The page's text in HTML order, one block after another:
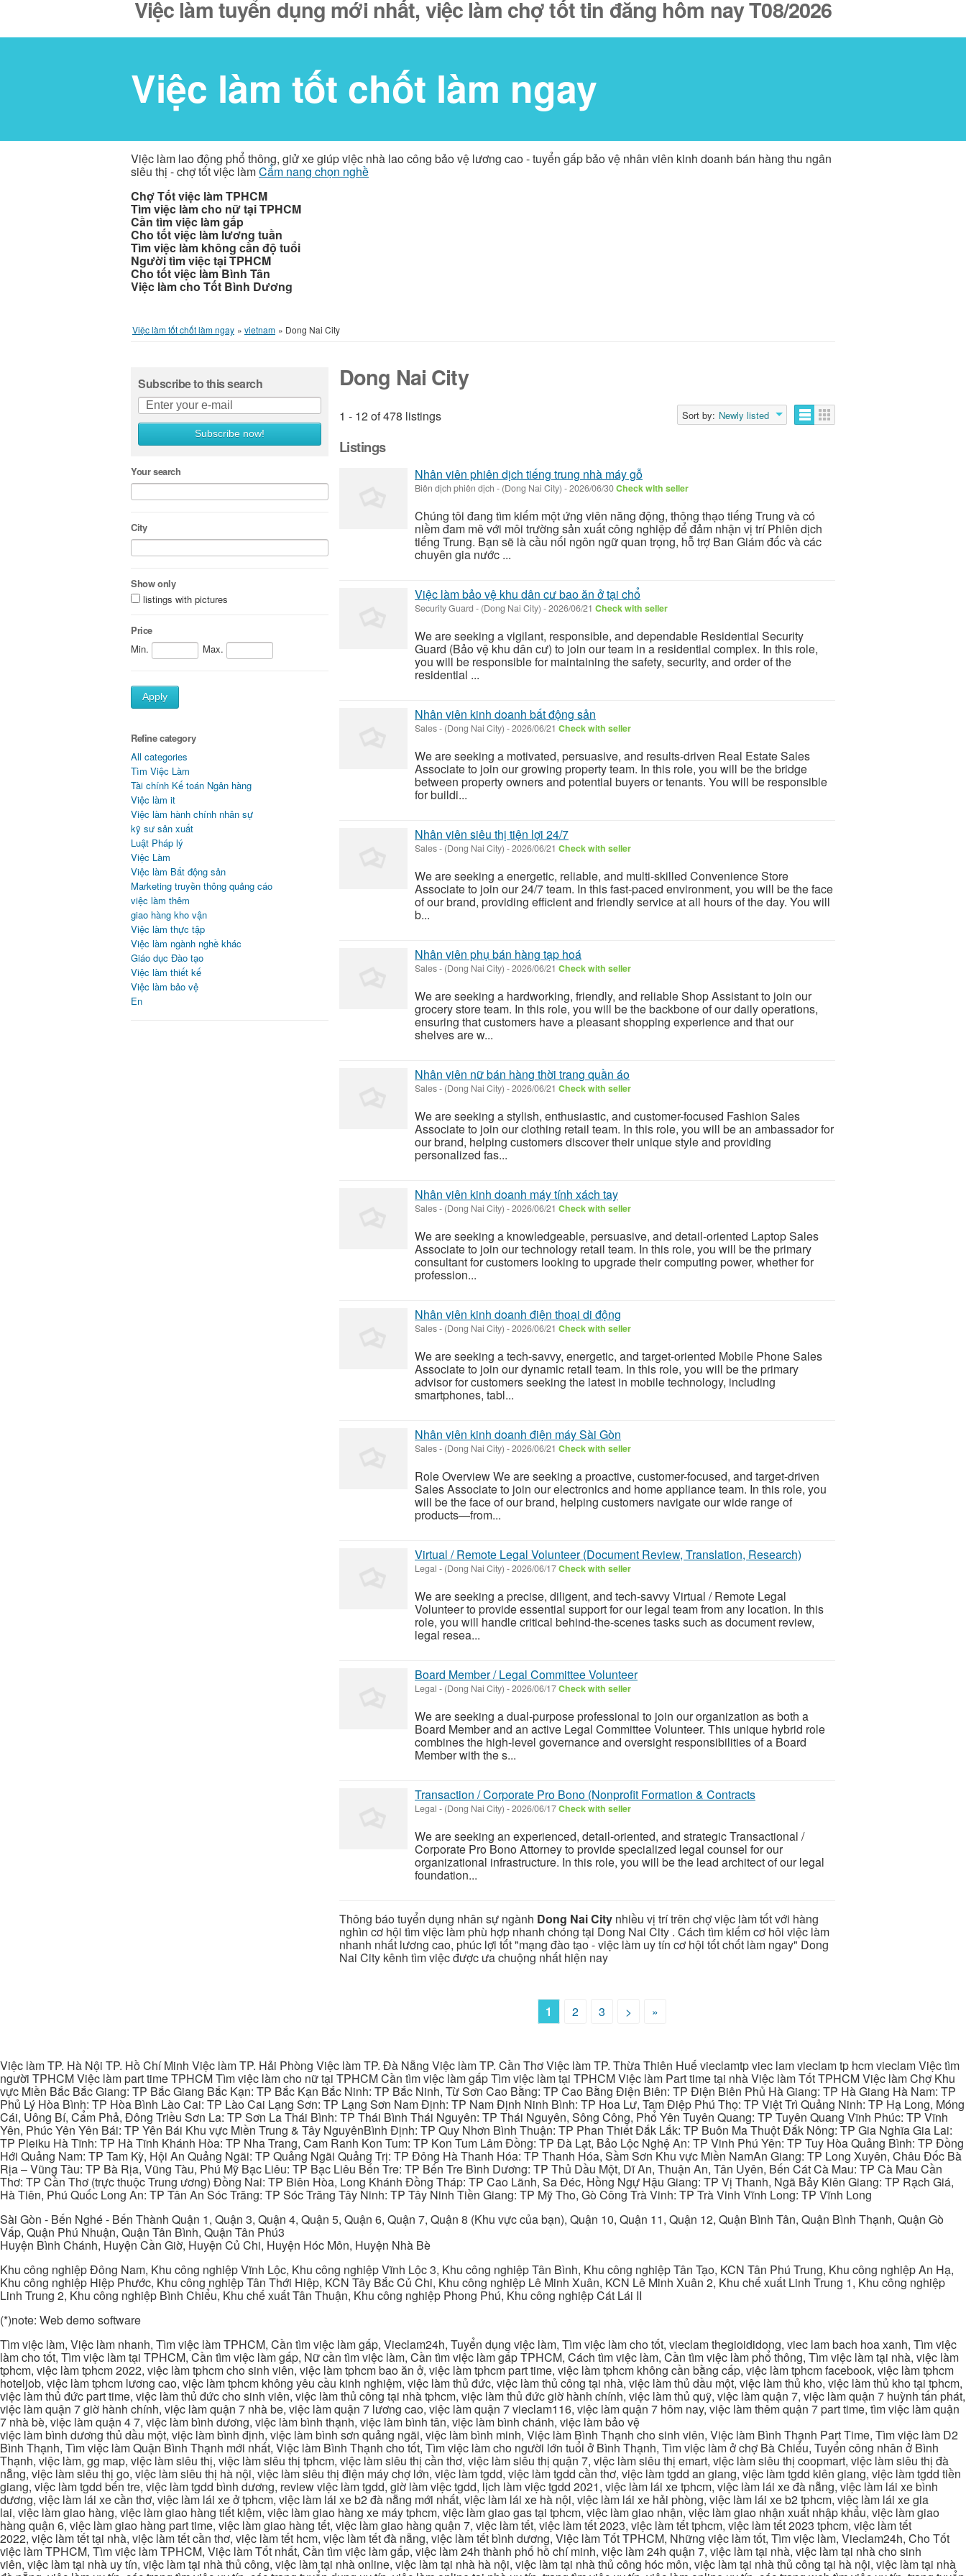
Việc làm tuyển dụng mới nhất, việc làm chợ tốt tin đăng hôm nay T08/2026
Việc làm tốt chốt làm ngay
Việc làm lao động phổ thông, giử xe giúp việc nhà lao công bảo vệ lương cao - tuyển gấp bảo vệ nhân viên kinh doanh bán hàng thu ngân
siêu thị - chợ tốt việc làmCẩm nang chọn nghề
Chợ Tốt việc làm TPHCM
Tìm việc làm cho nữ tại TPHCM
Cần tìm việc làm gấp
Cho tốt việc làm lương tuần
Tìm việc làm không cần độ tuổi
Người tìm việc tại TPHCM
Cho tốt việc làm Bình Tân
Việc làm cho Tốt Bình Dương
Việc làm tốt chốt làm ngay » vietnam » Dong Nai City
Subscribe to this search
Subscribe now!
Your search
City
Show only
listings with pictures
Price
Min.
Max.
Apply
Refine category
All categories
Tìm Việc Làm
Tài chính Kế toán Ngân hàng
Việc làm it
Việc làm hành chính nhân sự
kỹ sư sản xuất
Luật Pháp lý
Việc Làm
Việc làm Bất động sản
Marketing truyền thông quảng cáo
việc làm thêm
giao hàng kho vận
Việc làm thực tập
Việc làm ngành nghề khác
Giáo dục Đào tạo
Việc làm thiết kế
Việc làm bảo vệ
En
Dong Nai City
1 - 12 of 478 listings Sort by: Newly listed
Listings
Nhân viên phiên dịch tiếng trung nhà máy gỗ
Biên dịch phiên dịch - (Dong Nai City) -2026/06/30Check with seller
Chúng tôi đang tìm kiếm một ứng viên năng động, thông thạo tiếng Trung và có
niềm đam mê với môi trường sản xuất công nghiệp để đảm nhận vị trí Phiên dịch
tiếng Trung. Bạn sẽ là cầu nối ngôn ngữ quan trọng, hỗ trợ Ban Giám đốc và các
chuyên gia nước ...
Việc làm bảo vệ khu dân cư bao ăn ở tại chổ
Security Guard - (Dong Nai City) -2026/06/21 Check with seller
We are seeking a vigilant, responsible, and dependable Residential Security
Guard (Bảo vệ khu dân cư) to join our team in a residential complex. In this role,
you will be responsible for maintaining the safety, security, and order of the
residential ...
Nhân viên kinh doanh bất động sản
Sales- (Dong Nai City) -2026/06/21 Check with seller
We are seeking a motivated, persuasive, and results-driven Real Estate Sales
Associate to join our growing property team. In this role, you will be the bridge
between property owners and potential buyers or tenants. You will be responsible
for buildi...
Nhân viên siêu thị tiện lợi 24/7
Sales- (Dong Nai City) -2026/06/21 Check with seller
We are seeking a energetic, reliable, and multi-skilled Convenience Store
Associate to join our 24/7 team. In this fast-paced environment, you will be the face
of our brand, providing efficient and friendly service at all hours of the day. You will
b...
Nhân viên phụ bán hàng tạp hoá
Sales- (Dong Nai City) -2026/06/21 Check with seller
We are seeking a hardworking, friendly, and reliable Shop Assistant to join our
grocery store team. In this role, you will be the backbone of our daily operations,
ensuring that customers have a pleasant shopping experience and that our
shelves are w...
Nhân viên nữ bán hàng thời trang quần áo
Sales- (Dong Nai City) -2026/06/21 Check with seller
We are seeking a stylish, enthusiastic, and customer-focused Fashion Sales
Associate to join our clothing retail team. In this role, you will be an ambassador for
our brand, helping customers discover their unique style and providing
personalized fas...
Nhân viên kinh doanh máy tính xách tay
Sales- (Dong Nai City) -2026/06/21 Check with seller
We are seeking a knowledgeable, persuasive, and detail-oriented Laptop Sales
Associate to join our technology retail team. In this role, you will be the primary
consultant for customers looking to upgrade their computing power, whether for
profession...
Nhân viên kinh doanh điện thoại di động
Sales- (Dong Nai City) -2026/06/21 Check with seller
We are seeking a tech-savvy, energetic, and target-oriented Mobile Phone Sales
Associate to join our dynamic retail team. In this role, you will be the primary
advisor for customers seeking the latest in mobile technology, including
smartphones, tabl...
Nhân viên kinh doanh điện máy Sài Gòn
Sales- (Dong Nai City) -2026/06/21 Check with seller
Role Overview We are seeking a proactive, customer-focused, and target-driven
Sales Associate to join our electronics and home appliance team. In this role, you
will be the face of our brand, helping customers navigate our wide range of
products—from...
Virtual / Remote Legal Volunteer (Document Review, Translation, Research)
Legal - (Dong Nai City) -2026/06/17Check with seller
We are seeking a precise, diligent, and tech-savvy Virtual / Remote Legal
Volunteer to provide essential support for our legal team from any location. In this
role, you will handle critical behind-the-scenes tasks such as document review,
legal resea...
Board Member / Legal Committee Volunteer
Legal - (Dong Nai City) -2026/06/17Check with seller
We are seeking a dual-purpose professional to join our organization as both a
Board Member and an active Legal Committee Volunteer. This unique hybrid role
combines the high-level governance and oversight responsibilities of a Board
Member with the s...
Transaction / Corporate Pro Bono (Nonprofit Formation & Contracts
Legal - (Dong Nai City) -2026/06/17Check with seller
We are seeking an experienced, detail-oriented, and strategic Transactional /
Corporate Pro Bono Attorney to provide specialized legal counsel for our
organizational infrastructure. In this role, you will be the lead architect of our legal
foundation...
Thông báo tuyển dụng nhân sự ngành Dong Nai City nhiều vị trí trên chợ việc làm tốt với hàng
nghìn cơ hội tìm việc làm phù hợp nhanh chóng tại Dong Nai City . Cách tìm kiếm cơ hôi việc làm
nhanh nhất lương cao, phúc lợi tốt "mạng đào tạo - việc làm uy tín cơ hội tốt chốt làm ngay" Dong
Nai City kênh tìm việc được ưa chuộng nhất hiện nay
1 2 3 > »
Việc làm TP. Hà Nội TP. Hồ Chí Minh Việc làm TP. Hải Phòng Việc làm TP. Đà Nẵng Việc làm TP. Cần Thơ Việc làm TP. Thừa Thiên Huế vieclamtp viec lam vieclam tp hcm vieclam Việc tìm
người TPHCM Việc làm part time TPHCM Tìm việc làm cho nữ tại TPHCM Cần tìm việc làm gấp Tìm việc làm tại TPHCM Việc làm Part time tại nhà Việc làm Tốt TPHCM Việc làm Chợ Khu
vực Miền Bắc Bắc Giang: TP Bắc Giang Bắc Kạn: TP Bắc Kạn Bắc Ninh: TP Bắc Ninh, Từ Sơn Cao Bằng: TP Cao Bằng Điện Biên: TP Điện Biên Phủ Hà Giang: TP Hà Giang Hà Nam: TP
Phủ Lý Hòa Bình: TP Hòa Bình Lào Cai: TP Lào Cai Lạng Sơn: TP Lạng Sơn Nam Định: TP Nam Định Ninh Bình: TP Hoa Lư, Tam Điệp Phú Thọ: TP Việt Trì Quảng Ninh: TP Hạ Long, Móng
Cái, Uông Bí, Cẩm Phả, Đông Triều Sơn La: TP Sơn La Thái Bình: TP Thái Bình Thái Nguyên: TP Thái Nguyên, Sông Công, Phổ Yên Tuyên Quang: TP Tuyên Quang Vĩnh Phúc: TP Vĩnh
Yên, Phúc Yên Yên Bái: TP Yên Bái Khu vực Miền Trung & Tây NguyênBình Định: TP Quy Nhơn Bình Thuận: TP Phan Thiết Đắk Lắk: TP Buôn Ma Thuột Đắk Nông: TP Gia Nghĩa Gia Lai:
TP Pleiku Hà Tĩnh: TP Hà Tĩnh Khánh Hòa: TP Nha Trang, Cam Ranh Kon Tum: TP Kon Tum Lâm Đồng: TP Đà Lạt, Bảo Lộc Nghệ An: TP Vinh Phú Yên: TP Tuy Hòa Quảng Bình: TP Đồng
Hới Quảng Nam: TP Tam Kỳ, Hội An Quảng Ngãi: TP Quảng Ngãi Quảng Trị: TP Đông Hà Thanh Hóa: TP Thanh Hóa, Sầm Sơn Khu vực Miền NamAn Giang: TP Long Xuyên, Châu Đốc Bà
Rịa – Vũng Tàu: TP Bà Rịa, Vũng Tàu, Phú Mỹ Bạc Liêu: TP Bạc Liêu Bến Tre: TP Bến Tre Bình Dương: TP Thủ Dầu Một, Dĩ An, Thuận An, Tân Uyên, Bến Cát Cà Mau: TP Cà Mau Cần
Thơ: TP Cần Thơ (trực thuộc Trung ương) Đồng Nai: TP Biên Hòa, Long Khánh Đồng Tháp: TP Cao Lãnh, Sa Đéc, Hồng Ngự Hậu Giang: TP Vị Thanh, Ngã Bảy Kiên Giang: TP Rạch Giá,
Hà Tiên, Phú Quốc Long An: TP Tân An Sóc Trăng: TP Sóc Trăng Tây Ninh: TP Tây Ninh Tiền Giang: TP Mỹ Tho, Gò Công Trà Vinh: TP Trà Vinh Vĩnh Long: TP Vĩnh Long
Sài Gòn - Bến Nghé - Bến Thành Quận 1, Quận 3, Quận 4, Quận 5, Quận 6, Quận 7, Quận 8 (Khu vực của bạn), Quận 10, Quận 11, Quận 12, Quận Bình Tân, Quận Bình Thạnh, Quận Gò
Vấp, Quận Phú Nhuận, Quận Tân Bình, Quận Tân Phú3
Huyện Bình Chánh, Huyện Cần Giờ, Huyện Củ Chi, Huyện Hóc Môn, Huyện Nhà Bè
Khu công nghiệp Đông Nam, Khu công nghiệp Vĩnh Lộc, Khu công nghiệp Vĩnh Lộc 3, Khu công nghiệp Tân Bình, Khu công nghiệp Tân Tạo, KCN Tân Phú Trung, Khu công nghiệp An Hạ,
Khu công nghiệp Hiệp Phước, Khu công nghiệp Tân Thới Hiệp, KCN Tây Bắc Củ Chi, Khu công nghiệp Lê Minh Xuân, KCN Lê Minh Xuân 2, Khu chế xuất Linh Trung 1, Khu công nghiệp
Linh Trung 2, Khu công nghiệp Bình Chiểu, Khu chế xuất Tân Thuận, Khu công nghiệp Phong Phú, Khu công nghiệp Cát Lái II
(*)note: Web demo software
Tìm việc làm, Việc làm nhanh, Tìm việc làm TPHCM, Cần tìm việc làm gấp, Vieclam24h, Tuyển dụng việc làm, Tìm việc làm cho tốt, vieclam thegioididong, viec lam bach hoa xanh, Tìm việc
làm cho tốt, Tìm việc làm tại TPHCM, Cần tìm việc làm gấp, Nữ cần tìm việc làm, Cần tìm việc làm gấp TPHCM, Cách tìm việc làm, Cần tìm việc làm phổ thông, Tìm việc làm tại nhà, việc làm
tphcm, việc làm tphcm 2022, việc làm tphcm cho sinh viên, việc làm tphcm bao ăn ở, việc làm tphcm part time, việc làm tphcm không cần bằng cấp, việc làm tphcm facebook, việc làm tphcm
hoteljob, việc làm tphcm lương cao, việc làm tphcm không yêu cầu kinh nghiệm, việc làm thủ đức, việc làm thủ công tại nhà, việc làm thủ dầu một, việc làm thủ kho, việc làm thủ kho tại tphcm,
việc làm thủ đức part time, việc làm thủ đức cho sinh viên, việc làm thủ công tại nhà tphcm, việc làm thủ đức giờ hành chính, việc làm thủ quỹ, việc làm quận 7, việc làm quận 7 huỳnh tấn phát,
việc làm quận 7 giờ hành chính, việc làm quận 7 nhà be, việc làm quận 7 lương cao, việc làm quận 7 vieclam116, việc làm quận 7 hôm nay, việc làm thêm quận 7 part time, tìm việc làm quận
7 nhà bè, việc làm quận 4 7, việc làm bình dương, việc làm bình thạnh, việc làm bình tân, việc làm bình chánh, việc làm bảo vệ
việc làm bình dương thủ dầu một, việc làm bình định, việc làm bình sơn quảng ngãi, việc làm bình minh, Việc làm Bình Thạnh cho sinh viên, Việc làm Bình Thạnh Part Time, Tìm việc làm D2
Bình Thạnh, Tìm việc làm Quận Bình Thạnh mới nhất, Việc làm Bình Thạnh cho tốt, Tìm việc làm cho người lớn tuổi ở Bình Thạnh, Tìm việc làm ở chợ Bà Chiểu, Tuyển công nhân ở Bình
Thạnh, việc làm, gg map, việc làm siêu thị, việc làm siêu thị tphcm, việc làm siêu thị cần thơ, việc làm siêu thị quận 7, việc làm siêu thị emart, việc làm siêu thị coopmart, việc làm siêu thị đà
nẵng, việc làm siêu thị go, việc làm siêu thị hà nội, việc làm siêu thị điện máy chợ lớn, việc làm tgdd, việc làm tgdd cần thơ, việc làm tgdd an giang, việc làm tgdd kiên giang, việc làm tgdd tiền
giang, việc làm tgdd bến tre, việc làm tgdd bình dương, review việc làm tgdd, giờ làm việc tgdd, lịch làm việc tgdd 2021, việc làm lái xe tphcm, việc làm lái xe đà nẵng, việc làm lái xe bình
dương, việc làm lái xe cần thơ, việc làm lái xe ở tphcm, việc làm lái xe b2 đà nẵng mới nhất, việc làm lái xe hà nội, việc làm lái xe hải phòng, việc làm lái xe b2 tphcm, việc làm lái xe gia
lai, việc làm giao hàng, việc làm giao hàng tiết kiệm, việc làm giao hàng xe máy tphcm, việc làm giao gas tại tphcm, việc làm giao nhận, việc làm giao nhận xuất nhập khẩu, việc làm giao
hàng quận 6, việc làm giao hàng part time, việc làm giao hàng tết, việc làm giao hàng quận 7, việc làm tết, việc làm tết 2023, việc làm tết tphcm, việc làm tết 2023 tphcm, việc làm tết
2022, việc làm tết tại nhà, việc làm tết cần thơ, việc làm tết hcm, việc làm tết đà nẵng, việc làm tết bình dương, Việc làm Tốt TPHCM, Những việc làm tốt, Tìm việc làm, Vieclam24h, Cho Tốt
việc làm TPHCM, Tìm việc làm TPHCM, Việc làm Tốt nhất, Cần tìm việc làm gấp, việc làm 24h thành phố hồ chí minh, việc làm 24h quận 7, việc làm tại nhà, việc làm tại nhà cho sinh
viên, việc làm tại nhà uy tín, việc làm tại nhà thủ công, việc làm tại nhà online, việc làm tại nhà hà nội, việc làm tại nhà thủ công hóc môn, việc làm tại nhà thủ công tại hà nội, việc làm tại nhà